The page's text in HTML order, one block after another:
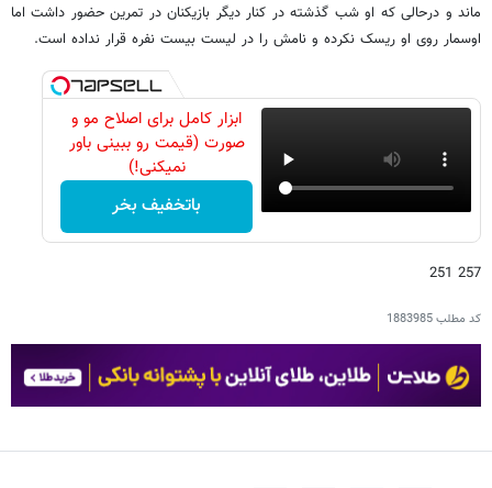
ماند و درحالی که او شب گذشته در کنار دیگر بازیکنان در تمرین حضور داشت اما
اوسمار روی او ریسک نکرده و نامش را در لیست بیست نفره قرار نداده است.
ابزار کامل برای اصلاح مو و
صورت (قیمت رو ببینی باور
نمیکنی!)
باتخفیف بخر
257 251
کد مطلب1883985